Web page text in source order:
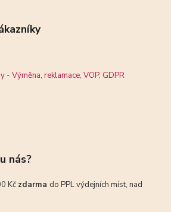
- Výměna, reklamace, VOP, GDPR
nás?
Kč zdarma do PPL výdejních míst, nad